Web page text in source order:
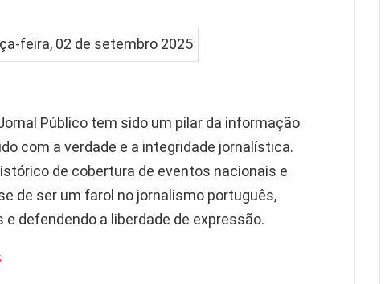
Público tem sido um pilar da informação
com a verdade e a integridade jornalística.
de cobertura de eventos nacionais e
de ser um farol no jornalismo português,
defendendo a liberdade de expressão.